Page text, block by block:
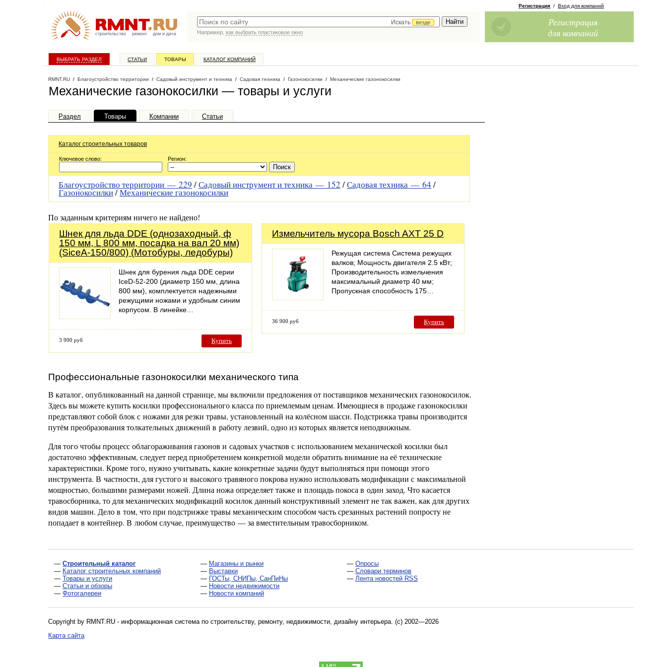
строительство ремонт дом и дача
Искать
везде
Например, как выбрать пластиковое окно
Регистрация / Вход для компаний
Регистрация
для компаний
ВЫБРАТЬ РАЗДЕЛ СТАТЬИ ТОВАРЫ КАТАЛОГ КОМПАНИЙ
RMNT.RU / Благоустройство территории / Садовый инструмент и техника / Садовая техника / Газонокосилки / Механические газонокосилки
Механические газонокосилки — товары и услуги
Раздел Товары Компании Статьи
Каталог строительных товаров
Ключевое слово: Регион:
Благоустройство территории — 229 /Садовый инструмент и техника — 152 /Садовая техника — 64 /
Газонокосилки/Механические газонокосилки
По заданным критериям ничего не найдено!
Шнек для льда DDE (однозаходный, ф
150 мм, L 800 мм, посадка на вал 20 мм)
(SiceA-150/800) (Мотобуры, ледобуры)
Шнек для бурения льда DDE серии
IceD-52-200 (диаметр 150 мм, длина
800 мм), комплектуется надежными
режущими ножами и удобным синим
корпусом. В линейке…
3 990 руб Купить
Измельчитель мусора Bosch AXT 25 D
Режущая система Система режущих
валков; Мощность двигателя 2.5 кВт;
Производительность измельчения
максимальный диаметр 40 мм;
Пропускная способность 175…
36 900 руб Купить
Профессиональные газонокосилки механического типа
В каталог, опубликованный на данной странице, мы включили предложения от поставщиков механических газонокосилок.
Здесь вы можете купить косилки профессионального класса по приемлемым ценам. Имеющиеся в продаже газонокосилки
представляют собой блок с ножами для резки травы, установленный на колёсном шасси. Подстрижка травы производится
путём преобразования толкательных движений в работу лезвий, одно из которых является неподвижным.
Для того чтобы процесс облагораживания газонов и садовых участков с использованием механической косилки был
достаточно эффективным, следует перед приобретением конкретной модели обратить внимание на её технические
характеристики. Кроме того, нужно учитывать, какие конкретные задачи будут выполняться при помощи этого
инструмента. В частности, для густого и высокого травяного покрова нужно использовать модификации с максимальной
мощностью, большими размерами ножей. Длина ножа определяет также и площадь покоса в один заход. Что касается
травосборника, то для механических модификаций косилок данный конструктивный элемент не так важен, как для других
видов машин. Дело в том, что при подстрижке травы механическим способом часть срезанных растений попросту не
попадает в контейнер. В любом случае, преимущество — за вместительным травосборником.
— Строительный каталог
— Каталог строительных компаний
— Товары и услуги
— Статьи и обзоры
— Фотогалереи
— Магазины и рынки
— Выставки
— ГОСТы, СНИПы, СанПиНы
— Новости недвижимости
— Новости компаний
— Опросы
— Словари терминов
— Лента новостей RSS
Copyright by RMNT.RU - информационная система по строительству, ремонту, недвижимости, дизайну интерьера. (c) 2002—2026
Карта сайта